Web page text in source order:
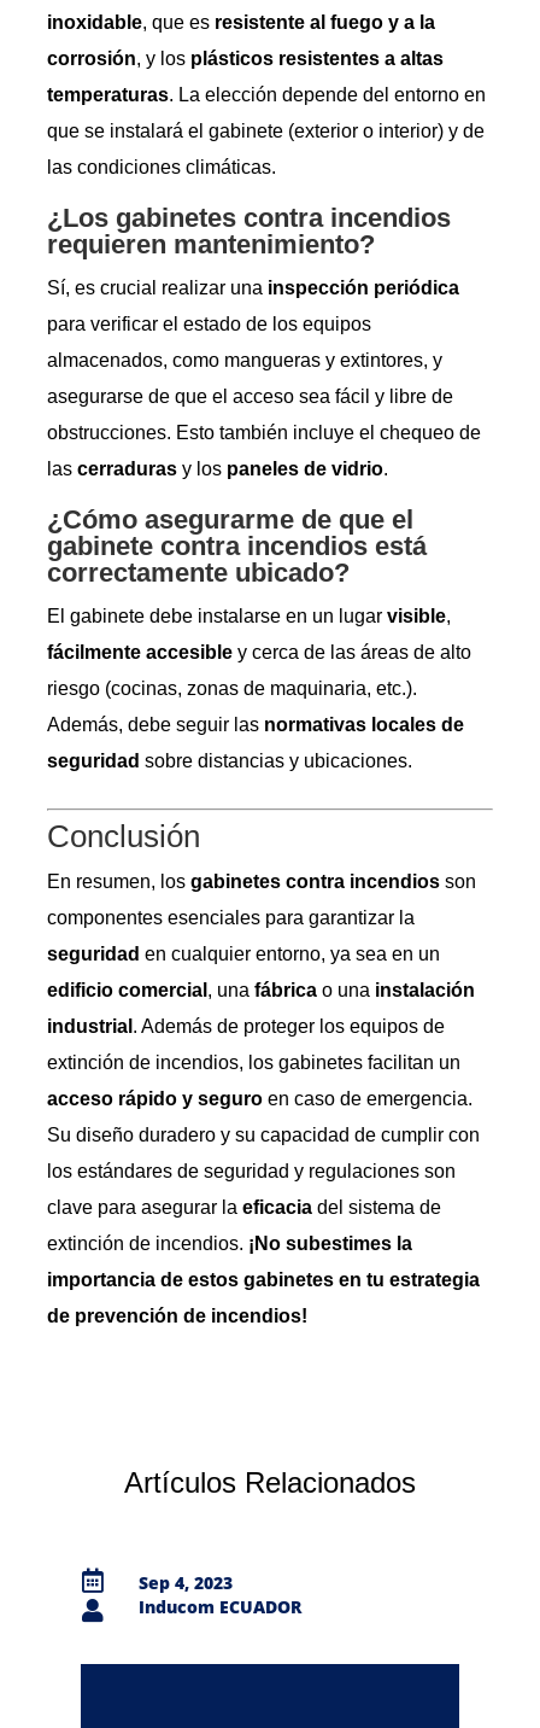
inoxidable, que es resistente al fuego y a la
corrosión, y los plásticos resistentes a altas
temperaturas. La elección depende del entorno en
que se instalará el gabinete (exterior o interior) y de
las condiciones climáticas.
¿Los gabinetes contra incendios
requieren mantenimiento?
Sí, es crucial realizar una inspección periódica
para verificar el estado de los equipos
almacenados, como mangueras y extintores, y
asegurarse de que el acceso sea fácil y libre de
obstrucciones. Esto también incluye el chequeo de
las cerradurasy los paneles de vidrio.
¿Cómo asegurarme de que el
gabinete contra incendios está
correctamente ubicado?
El gabinete debe instalarse en un lugar visible,
fácilmente accesibley cerca de las áreas de alto
riesgo (cocinas, zonas de maquinaria, etc.).
Además, debe seguir las normativas locales de
seguridad sobre distancias y ubicaciones.
Conclusión
En resumen, los gabinetes contra incendiosson
componentes esenciales para garantizar la
seguridad en cualquier entorno, ya sea en un
edificio comercial , una fábricao una instalación
industrial . Además de proteger los equipos de
extinción de incendios, los gabinetes facilitan un
acceso rápido y seguroen caso de emergencia.
Su diseño duradero y su capacidad de cumplir con
los estándares de seguridad y regulaciones son
clave para asegurar la eficaciadel sistema de
extinción de incendios. ¡No subestimes la
importancia de estos gabinetes en tu estrategia
de prevención de incendios!
Artículos Relacionados
 Sep 4, 2023
 Inducom ECUADOR